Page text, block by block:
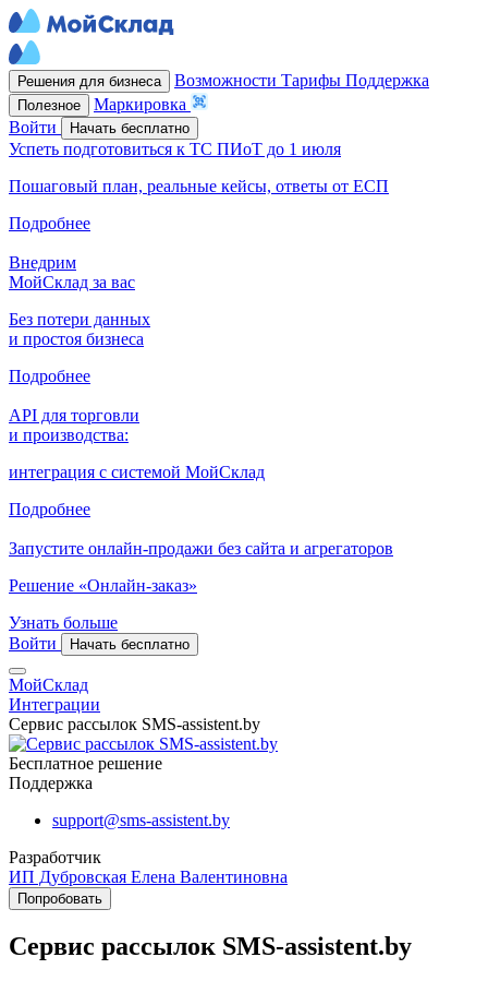
Решения для бизнеса Возможности Тарифы Поддержка
Полезное
Маркировка
Войти
Начать бесплатно
Успеть подготовиться к ТС ПИоТ до 1 июля
Пошаговый план, реальные кейсы, ответы от ЕСП
Подробнее
Внедрим
МойСклад за вас
Без потери данных
и простоя бизнеса
Подробнее
API для торговли
и производства:
интеграция с системой МойСклад
Подробнее
Запустите онлайн-продажи без сайта и агрегаторов
Решение «Онлайн-заказ»
Узнать больше
Войти
Начать бесплатно
МойСклад
Интеграции
Сервис рассылок SMS-assistent.by
Бесплатное решение
Поддержка
support@sms-assistent.by
Разработчик
ИП Дубровская Елена Валентиновна
Попробовать
Сервис рассылок SMS-assistent.by